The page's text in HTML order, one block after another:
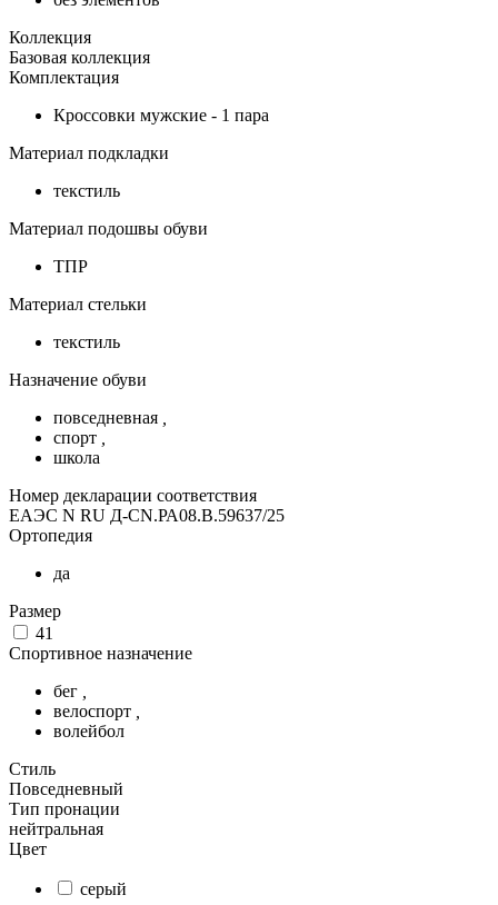
Коллекция
Базовая коллекция
Комплектация
Кроссовки мужские - 1 пара
Материал подкладки
текстиль
Материал подошвы обуви
ТПР
Материал стельки
текстиль
Назначение обуви
повседневная
спорт
школа
Номер декларации соответствия
ЕАЭС N RU Д-CN.РА08.В.59637/25
Ортопедия
да
Размер
41
Спортивное назначение
бег
велоспорт
волейбол
Стиль
Повседневный
Тип пронации
нейтральная
Цвет
серый